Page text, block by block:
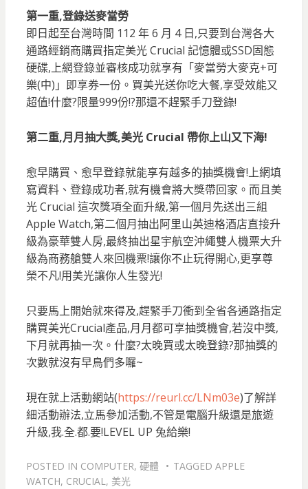
第一重,登錄送麥當勞
即日起至台灣時間 112 年 6 月 4 日,只要到台灣各大
通路經銷商購買指定美光 Crucial 記憶體或SSD固態
硬碟,上網登錄並審核成功就享有「麥當勞大麥克+可
樂(中)」即享券一份。買美光送你吃大餐,享受效能又
超值!什麼?限量999份!?那還不趕緊手刀登錄!
第二重,月月抽大獎,美光 Crucial 帶你上山又下海!
愈早購買、愈早登錄就能享有越多的抽獎機會!上網填
寫資料、登錄成功者,就有機會將大獎帶回家。而且美
光 Crucial 這次獎項全面升級,第一個月先送出三組
Apple Watch,第二個月抽出阿里山英迪格酒店直接升
級為豪華雙人房,最終抽出星宇航空沖繩雙人機票大升
級為商務艙雙人來回機票!讓你不止玩得開心,更享尊
榮不凡!用美光讓你人生發光!
只要馬上開始就來得及,趕緊手刀衝到全省各通路指定
購買美光Crucial產品,月月都可享抽獎機會,若沒中獎,
下月就再抽一次。什麼?太晚買或太晚登錄?那抽獎的
次數就沒有早鳥們多囉~
現在就上活動網站(https://reurl.cc/LNm03e)了解詳
細活動辦法,立馬參加活動,不管是電腦升級還是旅遊
升級,我.全.都.要!LEVEL UP 兔給樂!
POSTED IN COMPUTER, 硬體 TAGGED APPLE
WATCH, CRUCIAL, 美光